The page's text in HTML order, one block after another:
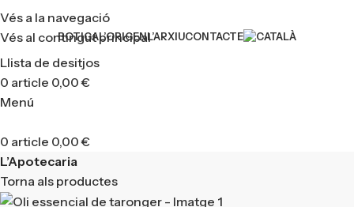
Vés a la navegació
Vés al contingut principal
BOTIGAL’ORIGENL’ARXIUCONTACTE
Llista de desitjos
0 article 0,00€
Menú
0 article 0,00€
L’Apotecaria
Torna als productes